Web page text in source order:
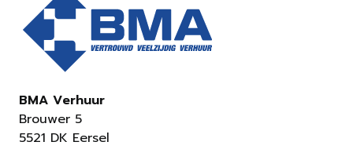
BMA Verhuur
Brouwer 5
5521 DK Eersel